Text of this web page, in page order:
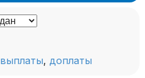
, доплаты